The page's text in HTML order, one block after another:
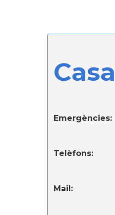
Emergències:
Telèfons:
Mail: